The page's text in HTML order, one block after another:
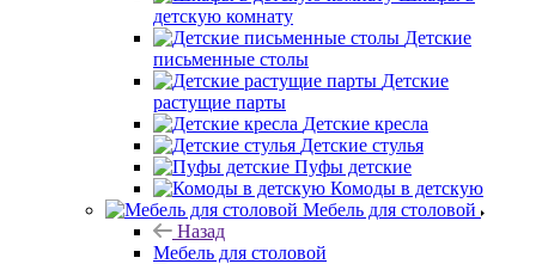
детскую комнату
Детские
письменные столы
Детские
растущие парты
Детские кресла
Детские стулья
Пуфы детские
Комоды в детскую
Мебель для столовой
Назад
Мебель для столовой